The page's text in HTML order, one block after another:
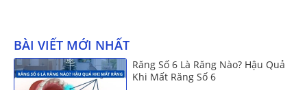
BÀI VIẾT MỚI NHẤT
Răng Số 6 Là Răng Nào? Hậu Quả
Khi Mất Răng Số 6